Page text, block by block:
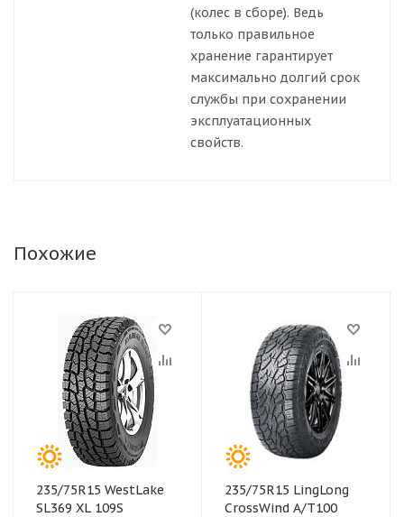
(колес в сборе). Ведь
только правильное
хранение гарантирует
максимально долгий срок
службы при сохранении
эксплуатационных
свойств.
Похожие
235/75R15 WestLake
SL369 XL 109S
235/75R15 LingLong
CrossWind A/T100